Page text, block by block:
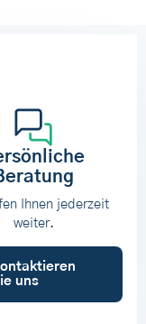
Ihnen jederzeit
weiter.
uns